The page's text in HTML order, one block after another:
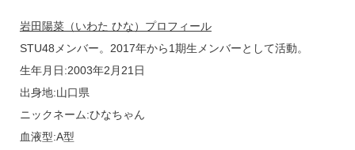
岩田陽菜（いわた ひな）プロフィール
STU48メンバー。2017年から1期生メンバーとして活動。
生年月日:2003年2月21日
出身地:山口県
ニックネーム:ひなちゃん
血液型:A型